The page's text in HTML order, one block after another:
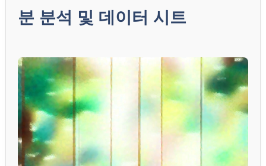
분 분석 및 데이터 시트